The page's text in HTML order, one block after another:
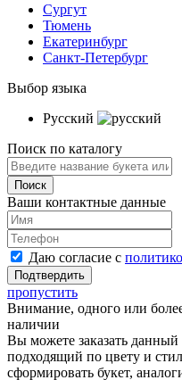
Сургут
Тюмень
Екатеринбург
Санкт-Петербург
Выбор языка
Русский
Поиск по каталогу
Ваши контактные данные
Даю согласие с
пропустить
Внимание, одного или
наличии
Вы можете заказать данный
подходящий по цвету и
сформировать букет,